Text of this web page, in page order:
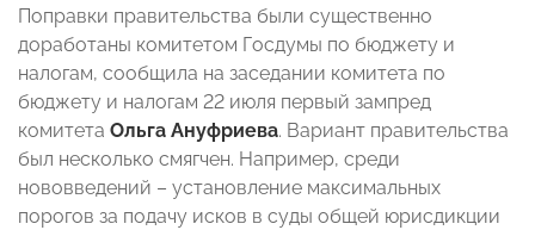
Поправки правительства были существенно
доработаны комитетом Госдумы по бюджету и
налогам, сообщила на заседании комитета по
бюджету и налогам 22 июля первый зампред
комитета Ольга Ануфриева. Вариант правительства
был несколько смягчен. Например, среди
нововведений – установление максимальных
порогов за подачу исков в суды общей юрисдикции